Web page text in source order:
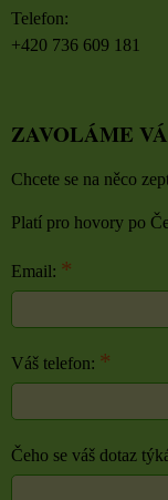
Telefon:
+420 736 609 181
ZAVOLÁME
Chcete se na něco
Platí pro hovory po
Email: *
Váš telefon: *
Čeho se váš dotaz